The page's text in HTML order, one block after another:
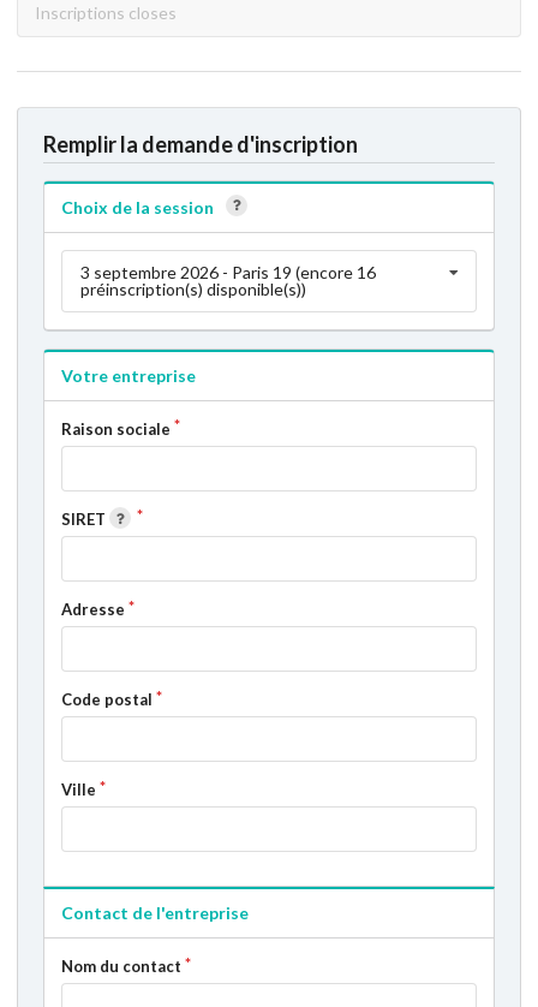
Inscriptions closes
Remplir la demande d'inscription
Choix de la session
3 septembre 2026 - Paris 19 (encore 16
préinscription(s) disponible(s))
Votre entreprise
Raison sociale
SIRET
Adresse
Code postal
Ville
Contact de l'entreprise
Nom du contact